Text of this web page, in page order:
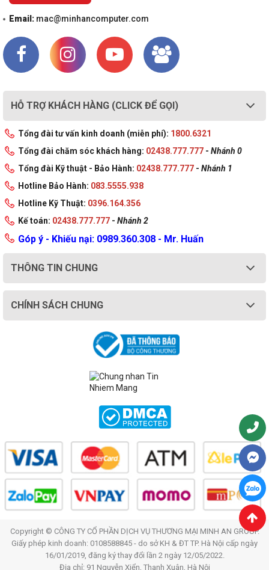
Email: mac@minhancomputer.com
HỖ TRỢ KHÁCH HÀNG (CLICK ĐỂ GỌI)
Tổng đài tư vấn kinh doanh (miễn phí): 1800.6321
Tổng đài chăm sóc khách hàng: 02438.777.777 - Nhánh 0
Tổng đài Kỹ thuật - Bảo Hành: 02438.777.777 - Nhánh 1
Hotline Bảo Hành: 083.5555.938
Hotline Kỹ Thuật: 0396.164.356
Kế toán: 02438.777.777 - Nhánh 2
Góp ý - Khiếu nại: 0989.360.308 - Mr. Huấn
THÔNG TIN CHUNG
CHÍNH SÁCH CHUNG
Copyright © CÔNG TY CỔ PHẦN DỊCH VỤ THƯƠNG MẠI MINH AN GROUP.
Giấy phép kinh doanh: 0108588845 - do sở KH & ĐT TP. Hà Nội cấp ngày
16/01/2019, đăng ký thay đổi lần 2 ngày 12/05/2022.
Địa chỉ: 91 Nguyễn Xiển, Thanh Xuân, Hà Nội